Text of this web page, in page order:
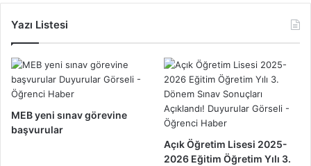
Yazı Listesi
MEB yeni sınav görevine
başvurular
Açık Öğretim Lisesi 2025-
2026 Eğitim Öğretim Yılı 3.